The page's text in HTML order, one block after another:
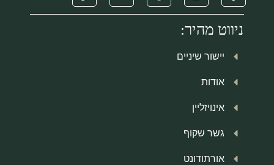
ניווט מהיר:
יישור שיניים
אודות
אינויזליין
גשר שקוף
אורתודונט